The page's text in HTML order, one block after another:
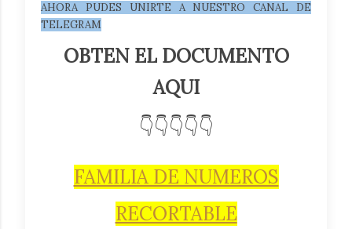
AHORA PUDES UNIRTE A NUESTRO CANAL DE
TELEGRAM
OBTEN EL DOCUMENTO
AQUI
👇👇👇👇👇
FAMILIA DE NUMEROS
RECORTABLE